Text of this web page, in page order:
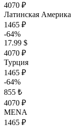
4070 ₽
Латинская Америка
1465 ₽
-64%
17.99 $
4070 ₽
Турция
1465 ₽
-64%
855 ₺
4070 ₽
MENA
1465 ₽